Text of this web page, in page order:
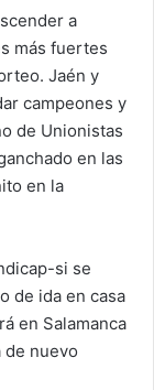
a
más fuertes
Jaén y
campeones y
de Unionistas
en las
en la
si se
de ida en casa
en Salamanca
de nuevo